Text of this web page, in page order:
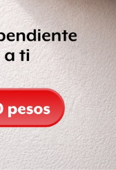
Leer después
Registrate